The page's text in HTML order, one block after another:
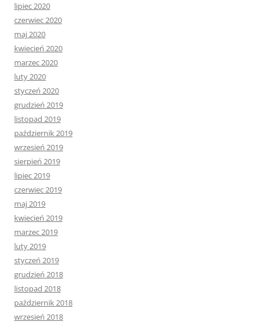
lipiec 2020
czerwiec 2020
maj 2020
kwiecień 2020
marzec 2020
luty 2020
styczeń 2020
grudzień 2019
listopad 2019
październik 2019
wrzesień 2019
sierpień 2019
lipiec 2019
czerwiec 2019
maj 2019
kwiecień 2019
marzec 2019
luty 2019
styczeń 2019
grudzień 2018
listopad 2018
październik 2018
wrzesień 2018